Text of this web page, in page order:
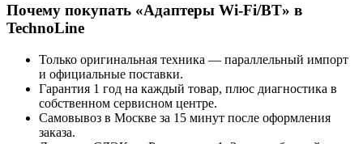
Почему покупать «Адаптеры Wi-Fi/BT» в
TechnoLine
Только оригинальная техника — параллельный импорт
и официальные поставки.
Гарантия 1 год на каждый товар, плюс диагностика в
собственном сервисном центре.
Самовывоз в Москве за 15 минут после оформления
заказа.